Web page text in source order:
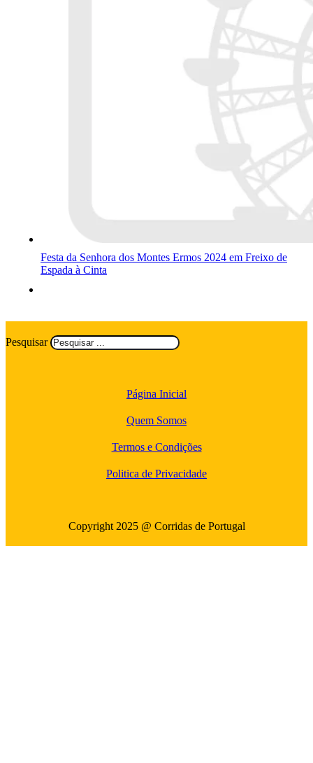
Festa da Senhora dos Montes Ermos 2024 em Freixo de
Espada à Cinta
Pesquisar
Página Inicial
Quem Somos
Termos e Condições
Politica de Privacidade
Copyright 2025 @ Corridas de Portugal